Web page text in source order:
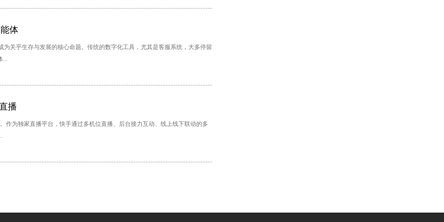
体
关乎生存与发展的核心命题。传统的数字化工具，尤其是客服系统，大多停留
...
播
作为独家直播平台，快手通过多机位直播、后台接力互动、线上线下联动的多